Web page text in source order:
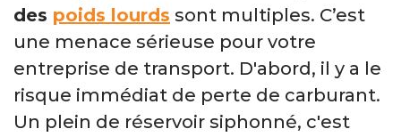
des poids lourds sont multiples. C’est
une menace sérieuse pour votre
entreprise de transport. D'abord, il y a le
risque immédiat de perte de carburant.
Un plein de réservoir siphonné, c'est